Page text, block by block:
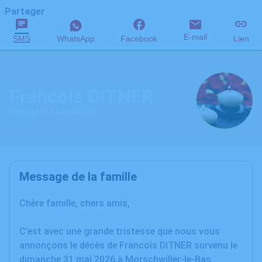
Partager
SMS WhatsApp Facebook E-mail Lien
Message de la famille
Chère famille, chers amis,
C’est avec une grande tristesse que nous vous
annonçons le décès de Francois DITNER survenu le
dimanche 31 mai 2026 à Morschwiller-le-Bas.